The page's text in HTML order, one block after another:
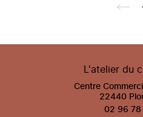
L'atelier du
Centre
22440
02 96 78